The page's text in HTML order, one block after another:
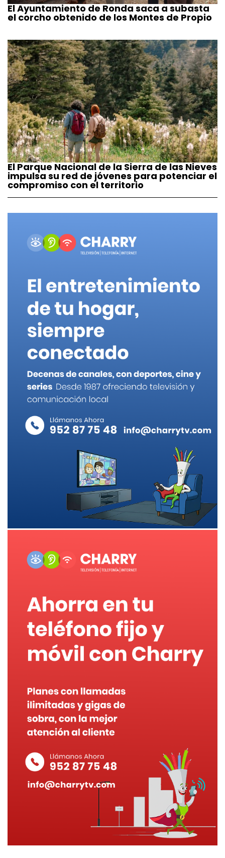
El Ayuntamiento de Ronda saca a subasta
el corcho obtenido de los Montes de Propio
El Parque Nacional de la Sierra de las Nieves
impulsa su red de jóvenes para potenciar el
compromiso con el territorio